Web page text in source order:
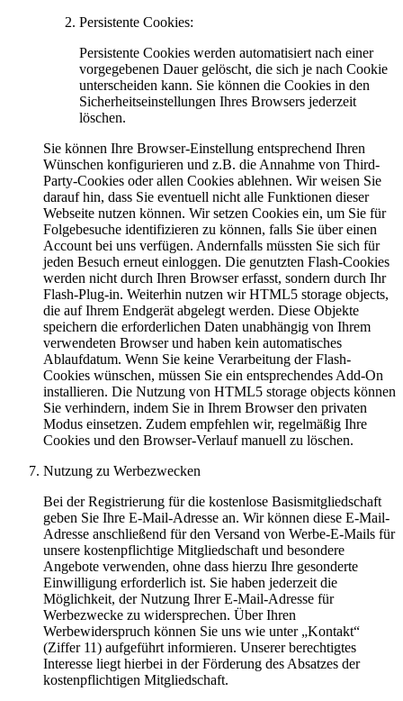
Persistente Cookies:
Persistente Cookies werden automatisiert nach einer
vorgegebenen Dauer gelöscht, die sich je nach Cookie
unterscheiden kann. Sie können die Cookies in den
Sicherheitseinstellungen Ihres Browsers jederzeit
löschen.
Sie können Ihre Browser-Einstellung entsprechend Ihren
Wünschen konfigurieren und z.B. die Annahme von Third-
Party-Cookies oder allen Cookies ablehnen. Wir weisen Sie
darauf hin, dass Sie eventuell nicht alle Funktionen dieser
Webseite nutzen können. Wir setzen Cookies ein, um Sie für
Folgebesuche identifizieren zu können, falls Sie über einen
Account bei uns verfügen. Andernfalls müssten Sie sich für
jeden Besuch erneut einloggen. Die genutzten Flash-Cookies
werden nicht durch Ihren Browser erfasst, sondern durch Ihr
Flash-Plug-in. Weiterhin nutzen wir HTML5 storage objects,
die auf Ihrem Endgerät abgelegt werden. Diese Objekte
speichern die erforderlichen Daten unabhängig von Ihrem
verwendeten Browser und haben kein automatisches
Ablaufdatum. Wenn Sie keine Verarbeitung der Flash-
Cookies wünschen, müssen Sie ein entsprechendes Add-On
installieren. Die Nutzung von HTML5 storage objects können
Sie verhindern, indem Sie in Ihrem Browser den privaten
Modus einsetzen. Zudem empfehlen wir, regelmäßig Ihre
Cookies und den Browser-Verlauf manuell zu löschen.
Nutzung zu Werbezwecken
Bei der Registrierung für die kostenlose Basismitgliedschaft
geben Sie Ihre E-Mail-Adresse an. Wir können diese E-Mail-
Adresse anschließend für den Versand von Werbe-E-Mails für
unsere kostenpflichtige Mitgliedschaft und besondere
Angebote verwenden, ohne dass hierzu Ihre gesonderte
Einwilligung erforderlich ist. Sie haben jederzeit die
Möglichkeit, der Nutzung Ihrer E-Mail-Adresse für
Werbezwecke zu widersprechen. Über Ihren
Werbewiderspruch können Sie uns wie unter „Kontakt“
(Ziffer 11) aufgeführt informieren. Unserer berechtigtes
Interesse liegt hierbei in der Förderung des Absatzes der
kostenpflichtigen Mitgliedschaft.